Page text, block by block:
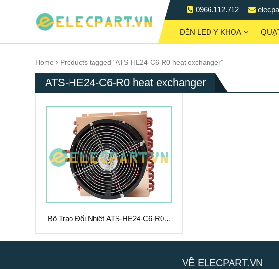
0966.112.712
ĐÈN LED Y KHOA
Home Products tagged “ATS-HE24-C6-R0 heat exchanger”
ATS-HE24-C6-R0 heat exchanger
Bộ Trao Đổi Nhiệt ATS-HE24-C6-R0 –
VỀ ELECPART.VN